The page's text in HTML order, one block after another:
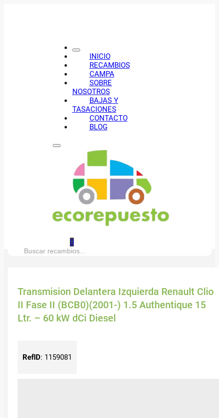
INICIO
RECAMBIOS
CAMPA
SOBRE
NOSOTROS
BAJAS Y
TASACIONES
CONTACTO
BLOG
0
Buscar:
Transmision Delantera Izquierda Renault Clio
II Fase II (BCB0)(2001-) 1.5 Authentique 15
Ltr. – 60 kW dCi Diesel
RefID: 1159081